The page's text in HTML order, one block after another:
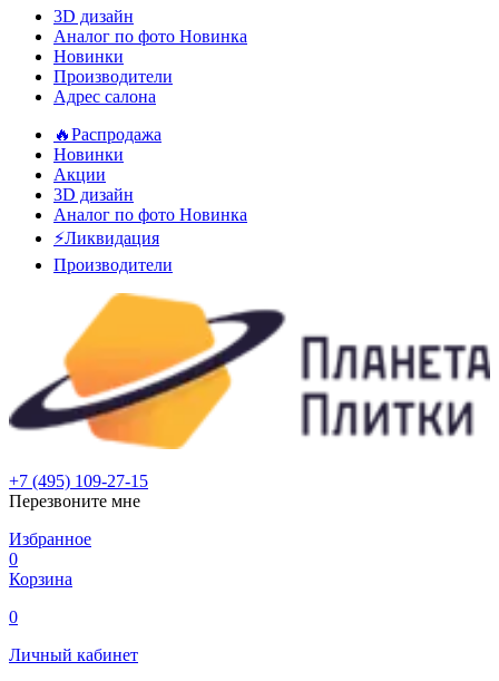
3D дизайн
Аналог по фото Новинка
Новинки
Производители
Адрес салона
🔥Распродажа
Новинки
Акции
3D дизайн
Аналог по фото Новинка
⚡Ликвидация
Производители
+7 (495) 109-27-15
Перезвоните мне
Избранное
0
Корзина
0
Личный кабинет